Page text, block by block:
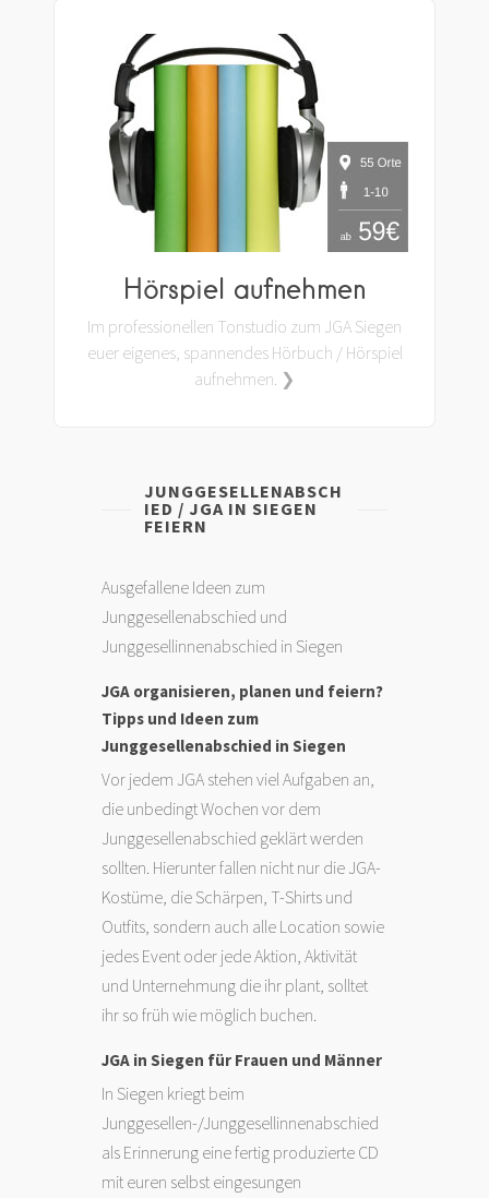
Hörspiel aufnehmen
Im professionellen Tonstudio zum JGA Siegen
euer eigenes, spannendes Hörbuch / Hörspiel
aufnehmen. ❯
JUNGGESELLENABSCH
IED / JGA IN SIEGEN
FEIERN
Ausgefallene Ideen zum
Junggesellenabschied und
Junggesellinnenabschied in Siegen
JGA organisieren, planen und feiern?
Tipps und Ideen zum
Junggesellenabschied in Siegen
Vor jedem JGA stehen viel Aufgaben an,
die unbedingt Wochen vor dem
Junggesellenabschied geklärt werden
sollten. Hierunter fallen nicht nur die JGA-
Kostüme, die Schärpen, T-Shirts und
Outfits, sondern auch alle Location sowie
jedes Event oder jede Aktion, Aktivität
und Unternehmung die ihr plant, solltet
ihr so früh wie möglich buchen.
JGA in Siegen für Frauen und Männer
In Siegen kriegt beim
Junggesellen-/Junggesellinnenabschied
als Erinnerung eine fertig produzierte CD
mit euren selbst eingesungen